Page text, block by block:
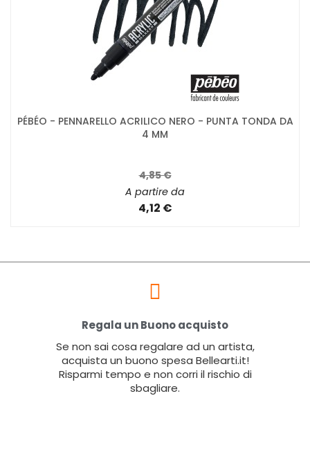
PÉBÉO - PENNARELLO ACRILICO NERO - PUNTA TONDA DA
4 MM
4,85 €
A partire da
4,12 €
Regala un Buono acquisto
Se non sai cosa regalare ad un artista,
acquista un buono spesa Bellearti.it!
Risparmi tempo e non corri il rischio di
sbagliare.